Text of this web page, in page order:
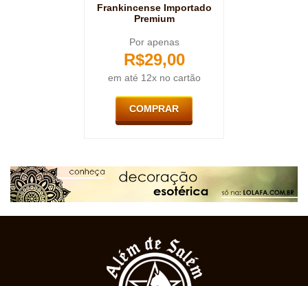
Frankincense Importado
Premium
Por apenas
R$29,00
em até 12x no cartão
COMPRAR